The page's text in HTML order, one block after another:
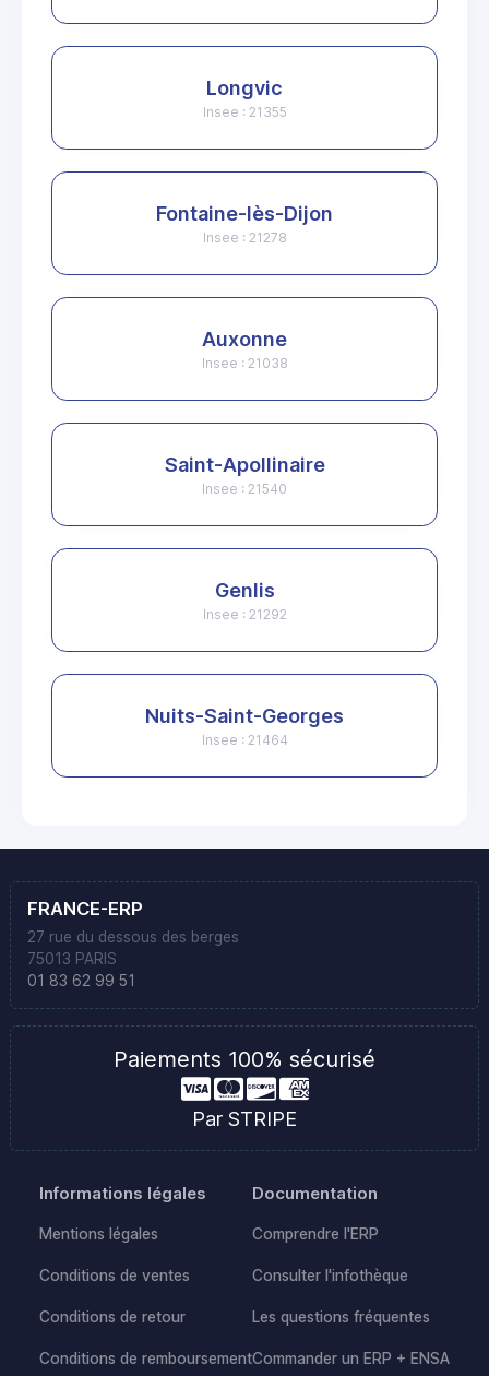
Longvic
Insee : 21355
Fontaine-lès-Dijon
Insee : 21278
Auxonne
Insee : 21038
Saint-Apollinaire
Insee : 21540
Genlis
Insee : 21292
Nuits-Saint-Georges
Insee : 21464
FRANCE-ERP
27 rue du dessous des berges
75013 PARIS
01 83 62 99 51
Paiements 100% sécurisé
Par STRIPE
Informations légales
Mentions légales
Conditions de ventes
Conditions de retour
Conditions de remboursement
Documentation
Comprendre l'ERP
Consulter l'infothèque
Les questions fréquentes
Commander un ERP + ENSA